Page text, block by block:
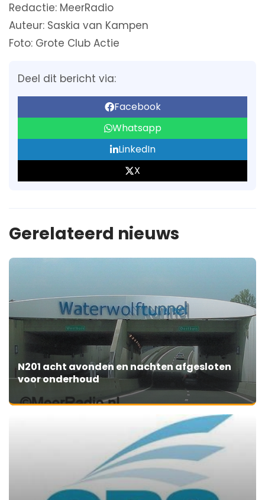
Redactie: MeerRadio
Auteur: Saskia van Kampen
Foto: Grote Club Actie
Deel dit bericht via:
Facebook
Whatsapp
LinkedIn
X
Gerelateerd nieuws
N201 acht avonden en nachten afgesloten
voor onderhoud